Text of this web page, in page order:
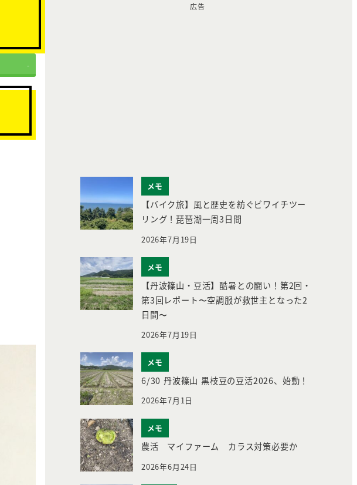
-
広告
メモ
【バイク旅】風と歴史を紡ぐビワイチツー
リング！琵琶湖一周3日間
2026年7月19日
メモ
【丹波篠山・豆活】酷暑との闘い！第2回・
第3回レポート〜空調服が救世主となった2
日間〜
2026年7月19日
メモ
6/30 丹波篠山 黒枝豆の豆活2026、始動！
2026年7月1日
メモ
農活 マイファーム カラス対策必要か
2026年6月24日